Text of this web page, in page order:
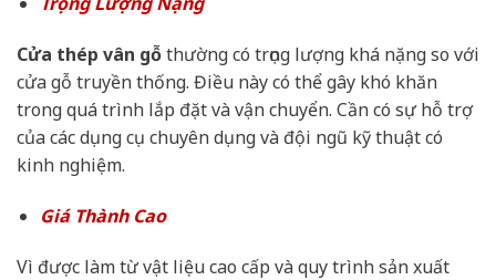
Cửa thép vân gỗthường có trọng lượng khá nặng so với
cửa gỗ truyền thống. Điều này có thể gây khó khăn
trong quá trình lắp đặt và vận chuyển. Cần có sự hỗ trợ
của các dụng cụ chuyên dụng và đội ngũ kỹ thuật có
kinh nghiệm.
Giá Thành Cao
Vì được làm từ vật liệu cao cấp và quy trình sản xuất